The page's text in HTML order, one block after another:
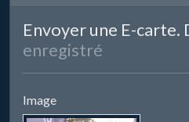
Envoyer une E-carte.
enregistré
Image